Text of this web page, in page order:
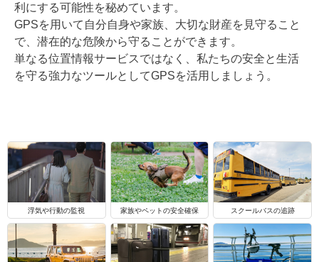
利にする可能性を秘めています。
GPSを用いて自分自身や家族、大切な財産を見守ること
で、潜在的な危険から守ることができます。
単なる位置情報サービスではなく、私たちの安全と生活
を守る強力なツールとしてGPSを活用しましょう。
浮気や行動の監視 家族やペットの安全確保 スクールバスの追跡